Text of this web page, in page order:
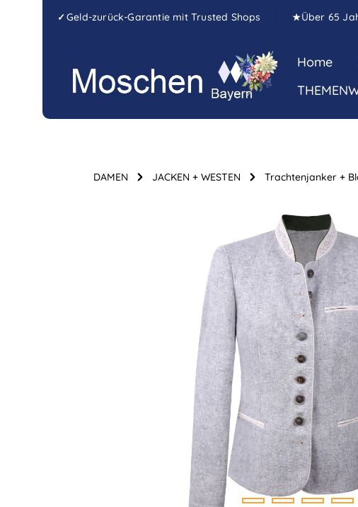
Zum Hauptinhalt springen
Zur Hauptnavigation springen
✓ Geld-zurück-Garantie mit Trusted Shops ★Über 65
Home
DAMEN JACKEN + WESTEN Trachtenjanker +